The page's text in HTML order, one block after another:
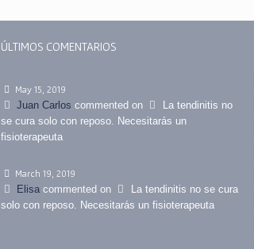
ÚLTIMOS COMENTARIOS
May 15, 2019
Juan Carlos commented on
La tendinitis no
se cura solo con reposo. Necesitarás un
fisioterapeuta
March 19, 2019
Elisa commented on
La tendinitis no se cura
solo con reposo. Necesitarás un fisioterapeuta